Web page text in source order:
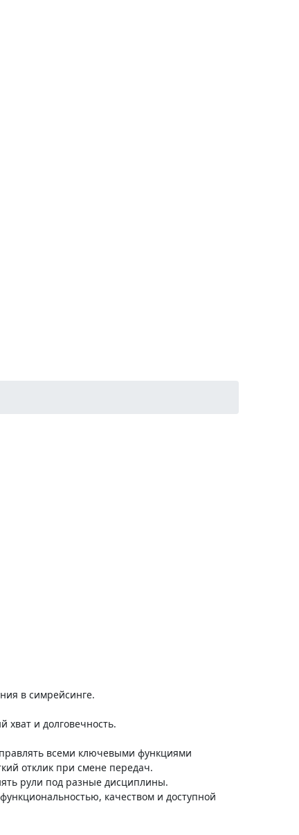
в симрейсинге.
и долговечность.
всеми ключевыми функциями
отклик при смене передач.
рули под разные дисциплины.
качеством и доступной